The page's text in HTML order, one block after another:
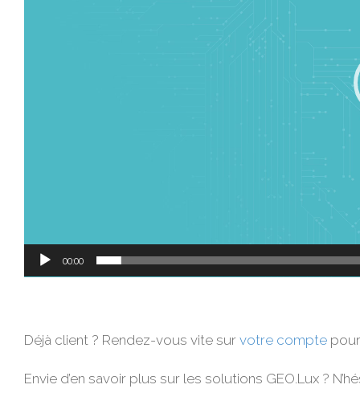
00:00
Déjà client ? Rendez-vous vite sur votre compte
Envie d’en savoir plus sur les solutions GEO.Lux ?